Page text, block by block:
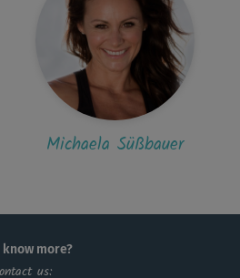
hektisch für mich, irgendwie kriege
von mehreren Mobility...
den guten Kurs
Michaela Süßbauer
more?
us: